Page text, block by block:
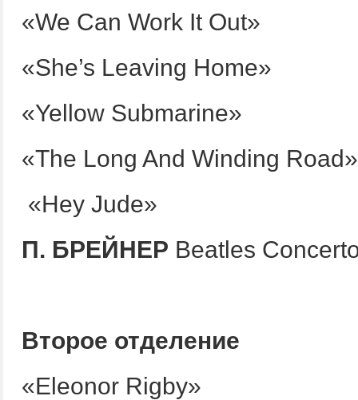
«We Can Work It Out»
«She’s Leaving Home»
«Yellow Submarine»
«The Long And Winding Road»
«Hey Jude»
П. БРЕЙНЕР Beatles
Второе отделение
«Eleonor Rigby»